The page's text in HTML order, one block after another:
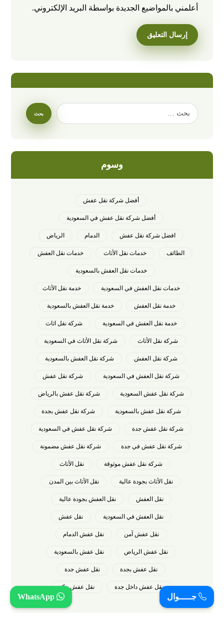
أعلمني بالمواضيع الجديدة بواسطة البريد الإلكتروني.
وسوم
أفضل شركة نقل عفش
أفضل شركة نقل عفش في السعودية
افضل شركة نقل عفش الدمام الرياض
الطائف خدمات نقل الأثاث خدمات نقل العفش
خدمات نقل العفش بالسعودية
خدمات نقل العفش في السعودية خدمة نقل الأثاث
خدمة نقل العفش خدمة نقل العفش بالسعودية
خدمة نقل العفش في السعودية شركة نقل اثاث
شركة نقل الأثاث شركة نقل الأثاث في السعودية
شركة نقل العفش شركة نقل العفش بالسعودية
شركة نقل العفش في السعودية شركة نقل عفش
شركة نقل عفش السعودية شركة نقل عفش بالرياض
شركة نقل عفش بالسعودية شركة نقل عفش بجدة
شركة نقل عفش جدة شركة نقل عفش في السعودية
شركة نقل عفش في جدة شركة نقل عفش مضمونة
شركة نقل عفش موثوقة نقل الأثاث
نقل الأثاث بجودة عالية نقل الأثاث بين المدن
نقل العفش نقل العفش بجودة عالية
نقل العفش في السعودية نقل عفش
نقل عفش آمن نقل عفش الدمام
نقل عفش الرياض نقل عفش بالسعودية
نقل عفش بجدة نقل عفش جدة
نقل عفش داخل جدة نقل عفش مكة
جـــــوال